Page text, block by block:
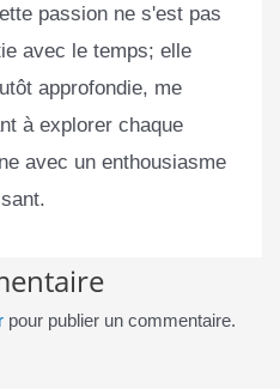
passion ne s'est pas
avec le temps; elle
approfondie, me
à explorer chaque
avec un enthousiasme
pour publier un commentaire.